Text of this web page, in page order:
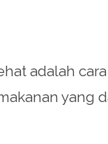
adalah
yang